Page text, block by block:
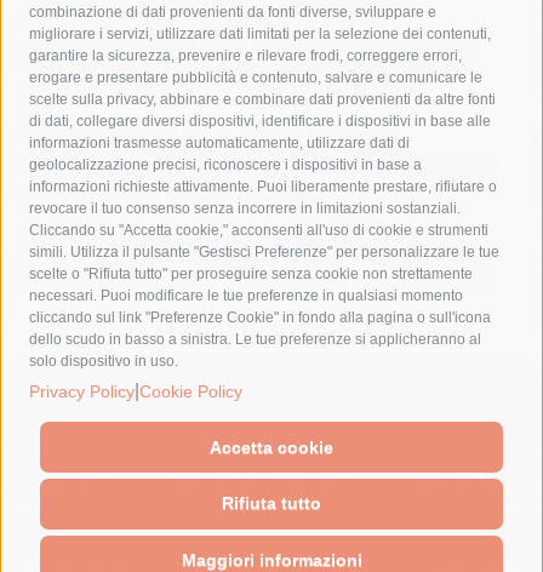
combinazione di dati provenienti da fonti diverse, sviluppare e
migliorare i servizi, utilizzare dati limitati per la selezione dei contenuti,
garantire la sicurezza, prevenire e rilevare frodi, correggere errori,
erogare e presentare pubblicità e contenuto, salvare e comunicare le
scelte sulla privacy, abbinare e combinare dati provenienti da altre fonti
di dati, collegare diversi dispositivi, identificare i dispositivi in base alle
informazioni trasmesse automaticamente, utilizzare dati di
geolocalizzazione precisi, riconoscere i dispositivi in base a
informazioni richieste attivamente. Puoi liberamente prestare, rifiutare o
revocare il tuo consenso senza incorrere in limitazioni sostanziali.
Cliccando su "Accetta cookie," acconsenti all'uso di cookie e strumenti
simili. Utilizza il pulsante "Gestisci Preferenze" per personalizzare le tue
scelte o "Rifiuta tutto" per proseguire senza cookie non strettamente
necessari. Puoi modificare le tue preferenze in qualsiasi momento
cliccando sul link "Preferenze Cookie" in fondo alla pagina o sull'icona
dello scudo in basso a sinistra. Le tue preferenze si applicheranno al
solo dispositivo in uso.
Privacy Policy Cookie Policy
Accetta cookie
Rifiuta tutto
Maggiori informazioni
costiera amalfitana
covid-19 eav
elezioni
fondazione sorrento
gori guardia costiera
incidente
lavori
lorenzo balducelli mare
massa lubrense
massimo coppola
Meta napoli
ordinanza
penisola sorrentina
piano di sorrento
polizia municipale
protezione civile
Regione Campania
sant'agnello
sindaco cuomo
sorrento studenti temporali
treni
turismo
Vico Equense villa fiorentino vincenzo de luca
© 2015 SorrentoPress. All rights reserved.
Il giornale online della Penisola Sorrentina
Cookie Policy